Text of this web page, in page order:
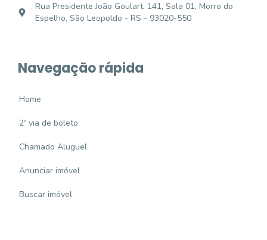
Rua Presidente João Goulart, 141, Sala 01, Morro do
Espelho, São Leopoldo - RS - 93020-550
Navegação rápida
Home
2º via de boleto
Chamado Aluguel
Anunciar imóvel
Buscar imóvel